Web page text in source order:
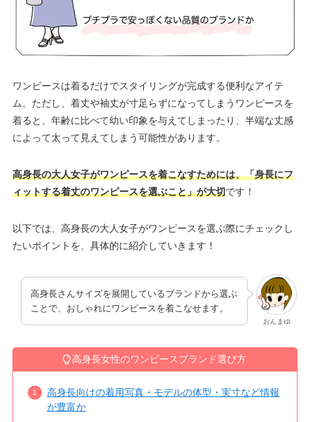
ワンピースは着るだけでスタイリングが完成する便利なアイテ
ム。ただし、着丈や袖丈が寸足らずになってしまうワンピースを
着ると、年齢に比べて幼い印象を与えてしまったり、半端な丈感
によって太って見えてしまう可能性があります。
高身長の大人女子がワンピースを着こなすためには、「身長にフ
ィットする着丈のワンピースを選ぶこと」が大切です！
以下では、高身長の大人女子がワンピースを選ぶ際にチェックし
たいポイントを、具体的に紹介していきます！
おんまゆ
高身長さんサイズを展開しているブランドから選ぶ
ことで、おしゃれにワンピースを着こなせます。
高身長女性のワンピースブランド選び方
高身長向けの着用写真・モデルの体型・実寸など情報
が豊富か